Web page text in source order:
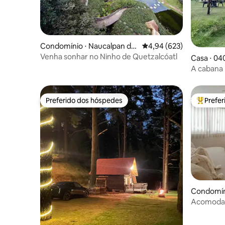
Condomínio ⋅ Naucalpan de
Juárez
4,94 de uma avaliação
4,94 (623)
Venha sonhar no Ninho de Quetzalcóatl
Casa ⋅
A cabana
Preferido dos hóspedes
Preferido dos hóspedes Entre